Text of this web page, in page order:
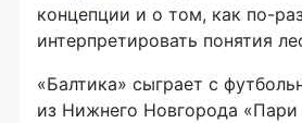
концепции и о том, как по-
интерпретировать понятия
«Балтика» сыграет с
из Нижнего Новгорода